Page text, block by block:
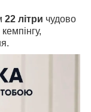
22 літри чудово